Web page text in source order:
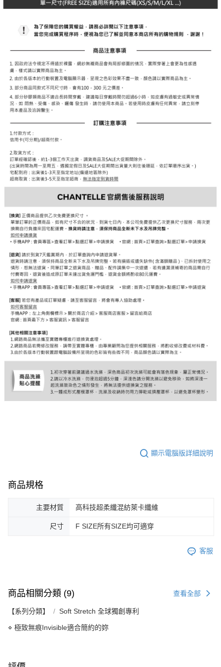
顯示電腦版詳細說明
商品規格
主要材質 高科技超柔纖混紡萊卡纖維
尺寸 F SIZE所有SIZE均可適穿
客服
商品相關分類 (9) 查看全部
【系列分類】 Soft Stretch 全球獨創專利
⋄ 極致無痕Invisible適合簡約的妳